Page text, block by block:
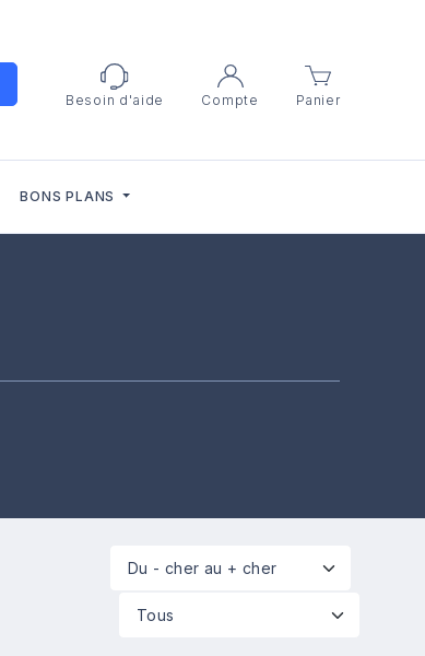
Besoin d'aide
Compte Panier
BONS PLANS